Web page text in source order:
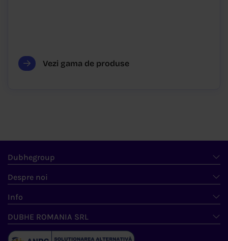
Vezi gama de produse
Dubhegroup
Despre noi
Info
DUBHE ROMANIA SRL